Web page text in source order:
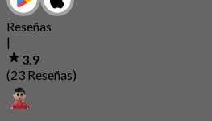
Reseñas
|
3.9
(23 Reseñas)